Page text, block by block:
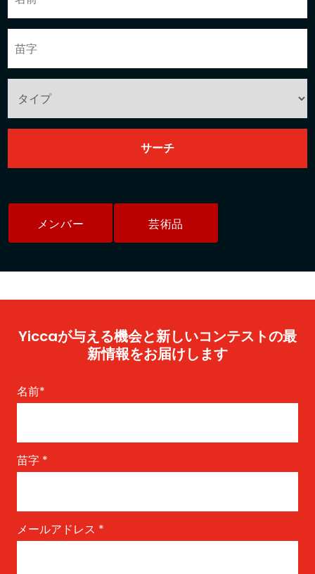
メンバー 芸術品
Yiccaが与える機会と新しいコンテストの最
新情報をお届けします
名前*
苗字 *
メールアドレス *